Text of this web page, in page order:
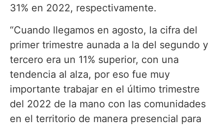
31% en 2022, respectivamente.
“Cuando llegamos en agosto, la cifra del
primer trimestre aunada a la del segundo y
tercero era un 11% superior, con una
tendencia al alza, por eso fue muy
importante trabajar en el último trimestre
del 2022 de la mano con las comunidades
en el territorio de manera presencial para